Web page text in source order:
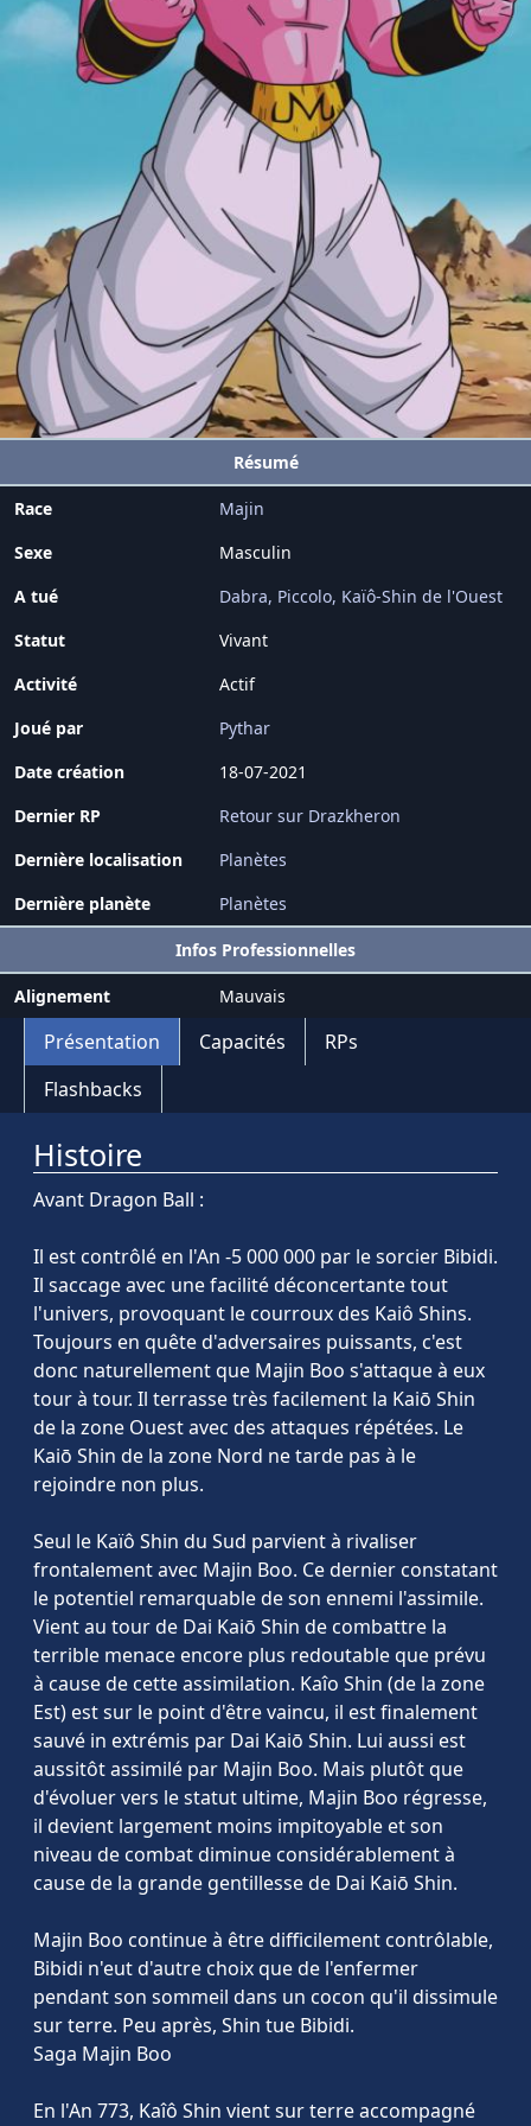
Résumé
Race
Majin
Sexe
Masculin
A tué
Dabra Piccolo Kaïô-Shin de l'Ouest
Statut
Vivant
Activité
Actif
Joué par
Pythar
Date création
18-07-2021
Dernier RP
Retour sur Drazkheron
Dernière localisation
Planètes
Dernière planète
Planètes
Infos Professionnelles
Alignement Mauvais
Présentation Capacités
RPs
Flashbacks
Histoire
Avant Dragon Ball :
Il est contrôlé en l'An -5 000 000 par le sorcier Bibidi.
Il saccage avec une facilité déconcertante tout
l'univers, provoquant le courroux des Kaiô Shins.
Toujours en quête d'adversaires puissants, c'est
donc naturellement que Majin Boo s'attaque à eux
tour à tour. Il terrasse très facilement la Kaiō Shin
de la zone Ouest avec des attaques répétées. Le
Kaiō Shin de la zone Nord ne tarde pas à le
rejoindre non plus.
Seul le Kaïô Shin du Sud parvient à rivaliser
frontalement avec Majin Boo. Ce dernier constatant
le potentiel remarquable de son ennemi l'assimile.
Vient au tour de Dai Kaiō Shin de combattre la
terrible menace encore plus redoutable que prévu
à cause de cette assimilation. Kaîo Shin (de la zone
Est) est sur le point d'être vaincu, il est finalement
sauvé in extrémis par Dai Kaiō Shin. Lui aussi est
aussitôt assimilé par Majin Boo. Mais plutôt que
d'évoluer vers le statut ultime, Majin Boo régresse,
il devient largement moins impitoyable et son
niveau de combat diminue considérablement à
cause de la grande gentillesse de Dai Kaiō Shin.
Majin Boo continue à être difficilement contrôlable,
Bibidi n'eut d'autre choix que de l'enfermer
pendant son sommeil dans un cocon qu'il dissimule
sur terre. Peu après, Shin tue Bibidi.
Saga Majin Boo
En l'An 773, Kaîô Shin vient sur terre accompagné